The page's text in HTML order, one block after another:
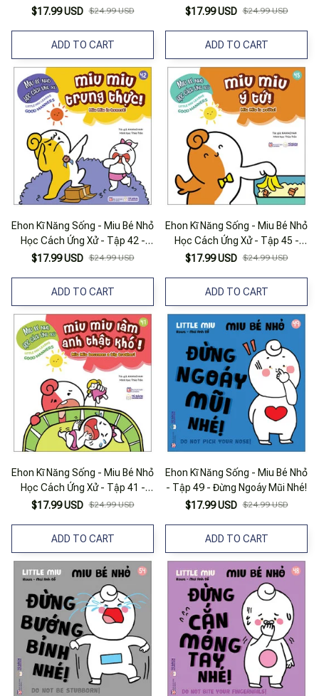
Miu Miu Tò Mò
$17.99 USD $24.99 USD
ADD TO CART
Miu Miu Tha Thứ!
$17.99 USD $24.99 USD
ADD TO CART
Ehon Kĩ Năng Sống - Miu Bé Nhỏ
Học Cách Ứng Xử - Tập 42 -
Miu Miu Trung Thực!
$17.99 USD $24.99 USD
ADD TO CART
Ehon Kĩ Năng Sống - Miu Bé Nhỏ
Học Cách Ứng Xử - Tập 45 -
Miu Miu Ý Tứ
$17.99 USD $24.99 USD
ADD TO CART
Ehon Kĩ Năng Sống - Miu Bé Nhỏ
Học Cách Ứng Xử - Tập 41 -
Miu Miu Làm Anh Thật Khó!
$17.99 USD $24.99 USD
ADD TO CART
Ehon Kĩ Năng Sống - Miu Bé Nhỏ
- Tập 49 - Đừng Ngoáy Mũi Nhé!
$17.99 USD $24.99 USD
ADD TO CART